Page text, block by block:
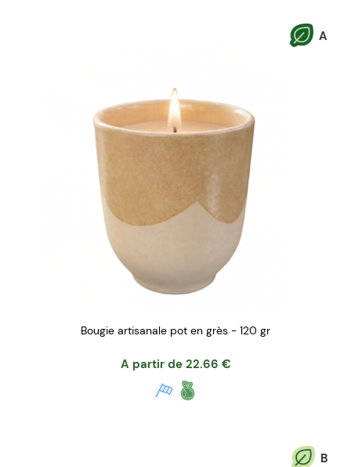
A
Bougie artisanale pot en grès - 120 gr
A partir de 22.66 €
B